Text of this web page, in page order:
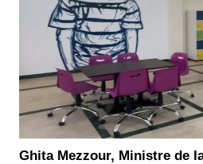
Ghita Mezzour, Ministre de